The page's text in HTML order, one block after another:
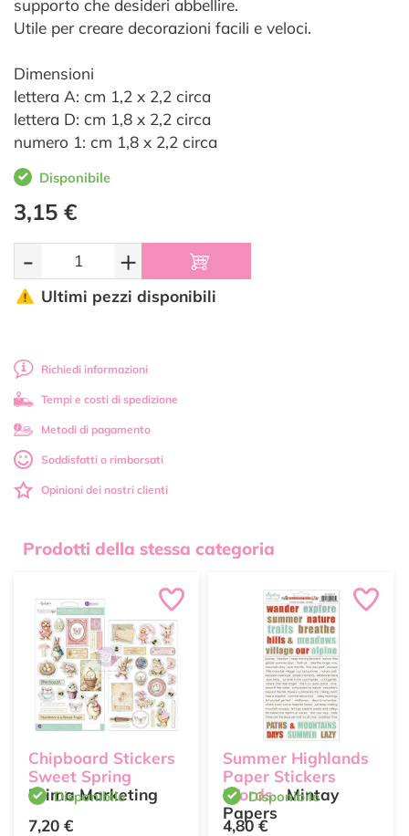
supporto che desideri abbellire.
Utile per creare decorazioni facili e veloci.
Dimensioni
lettera A: cm 1,2 x 2,2 circa
lettera D: cm 1,8 x 2,2 circa
numero 1: cm 1,8 x 2,2 circa
Disponibile
3,15 €
- +
Ultimi pezzi disponibili
Richiedi informazioni
Tempi e costi di spedizione
Metodi di pagamento
Soddisfatti o rimborsati
Opinioni dei nostri clienti
Prodotti della stessa categoria
Chipboard Stickers
Sweet Spring
Prima Marketing
Disponibile
7,20 €
Summer Highlands
Paper Stickers
Words Mintay
Papers
Disponibile
4,80 €